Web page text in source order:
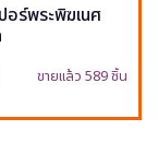
อร์พระพิฆเนศ
ขายแล้ว 589 ชิ้น